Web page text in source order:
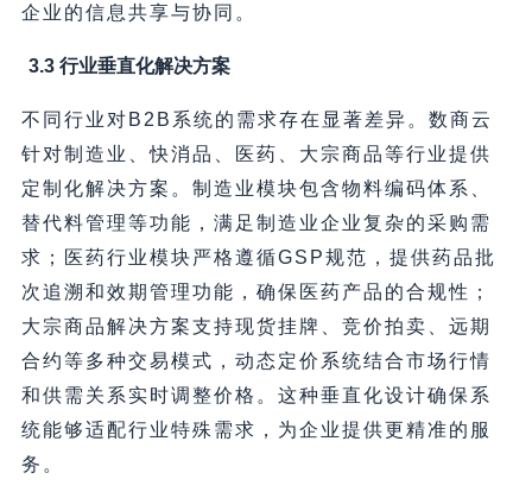
企业的信息共享与协同。
3.3 行业垂直化解决方案
不同行业对B2B系统的需求存在显著差异。数商云
针对制造业、快消品、医药、大宗商品等行业提供
定制化解决方案。制造业模块包含物料编码体系、
替代料管理等功能，满足制造业企业复杂的采购需
求；医药行业模块严格遵循GSP规范，提供药品批
次追溯和效期管理功能，确保医药产品的合规性；
大宗商品解决方案支持现货挂牌、竞价拍卖、远期
合约等多种交易模式，动态定价系统结合市场行情
和供需关系实时调整价格。这种垂直化设计确保系
统能够适配行业特殊需求，为企业提供更精准的服
务。